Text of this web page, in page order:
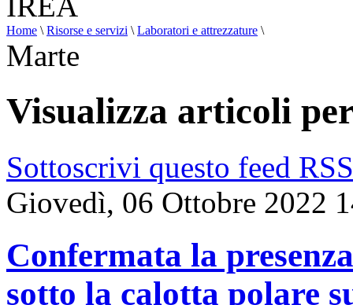
Home \ Risorse e servizi \ Laboratori e attrezzature \
Marte
Visualizza articoli
Sottoscrivi questo feed RSS
Giovedì, 06 Ottobre 2022
Confermata la
sotto la calotta polare